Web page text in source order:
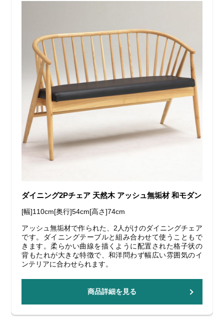
ダイニング2Pチェア 天然木 アッシュ無垢材 和モダン
[幅]110cm[奥行]54cm[高さ]74cm
アッシュ無垢材で作られた、2人がけのダイニングチェア
です。ダイニングテーブルと組み合わせて使うこともで
きます。柔らかい曲線を描くように配置された格子状の
背もたれが大きな特徴で、和洋問わず幅広い雰囲気のイ
ンテリアに合わせられます。
商品詳細を見る